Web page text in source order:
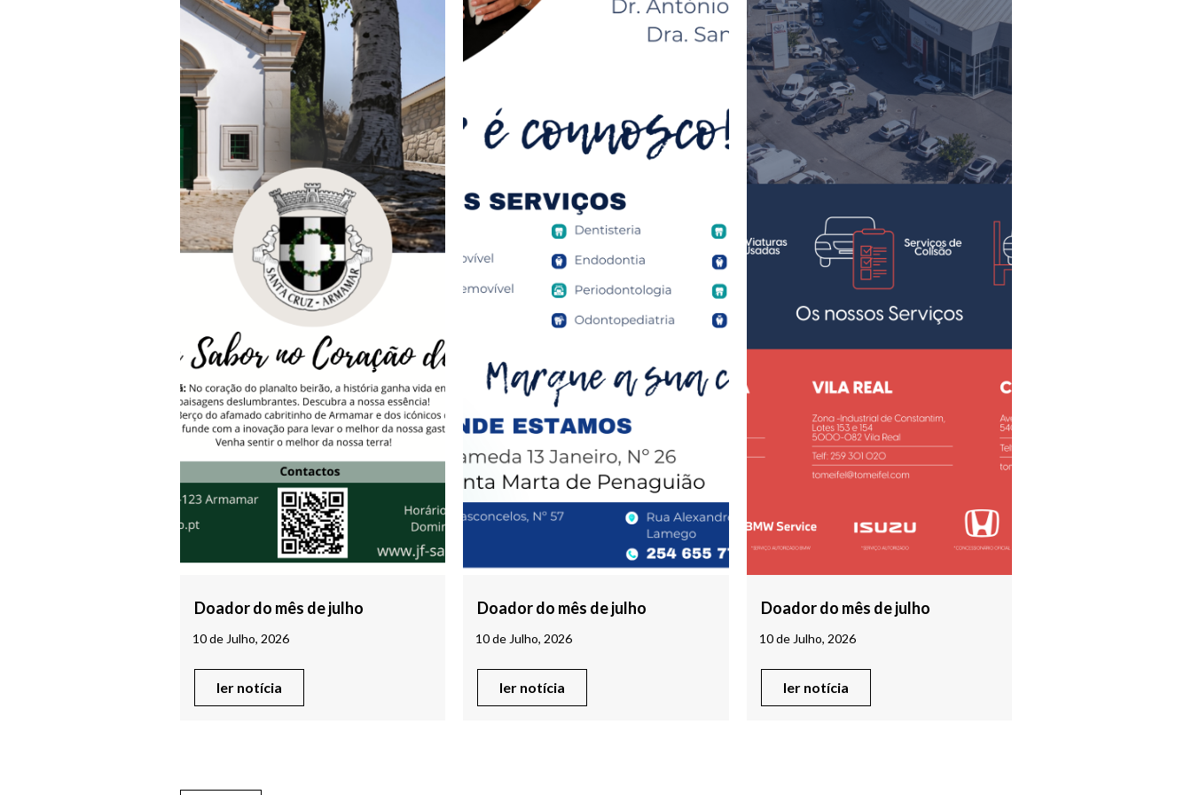
Doador do mês de julho
10 de Julho, 2026
ler notícia
Doador do mês de julho
10 de Julho, 2026
ler notícia
Doador do mês de julho
10 de Julho, 2026
ler notícia